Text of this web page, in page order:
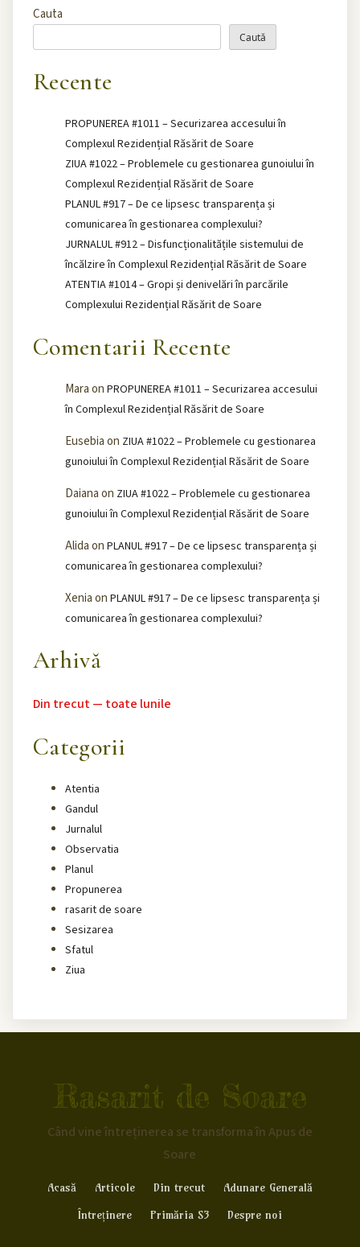
Cauta
Caută
Recente
PROPUNEREA #1011 – Securizarea accesului în
Complexul Rezidențial Răsărit de Soare
ZIUA #1022 – Problemele cu gestionarea gunoiului în
Complexul Rezidențial Răsărit de Soare
PLANUL #917 – De ce lipsesc transparența și
comunicarea în gestionarea complexului?
JURNALUL #912 – Disfuncționalitățile sistemului de
încălzire în Complexul Rezidențial Răsărit de Soare
ATENTIA #1014 – Gropi și denivelări în parcările
Complexului Rezidențial Răsărit de Soare
Comentarii Recente
Maraon PROPUNEREA #1011 – Securizarea accesului
în Complexul Rezidențial Răsărit de Soare
Eusebiaon ZIUA #1022 – Problemele cu gestionarea
gunoiului în Complexul Rezidențial Răsărit de Soare
Daianaon ZIUA #1022 – Problemele cu gestionarea
gunoiului în Complexul Rezidențial Răsărit de Soare
Alidaon PLANUL #917 – De ce lipsesc transparența și
comunicarea în gestionarea complexului?
Xeniaon PLANUL #917 – De ce lipsesc transparența și
comunicarea în gestionarea complexului?
Arhivă
Din trecut — toate lunile
Categorii
Atentia
Gandul
Jurnalul
Observatia
Planul
Propunerea
rasarit de soare
Sesizarea
Sfatul
Ziua
Rasarit de Soare
Când vine întreținerea se transforma în Apus de
Soare
Acasă Articole Din trecut
Adunare Generală
Întreținere
Primăria S3 Despre noi